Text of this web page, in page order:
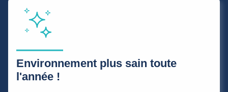
Environnement plus sain toute
l'année !